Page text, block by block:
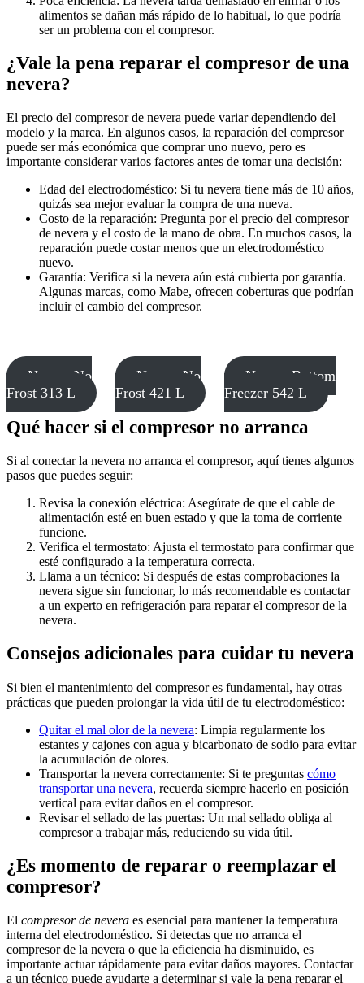
alimentos se dañan más rápido de lo habitual, lo que podría
ser un problema con el compresor.
¿Vale la pena reparar el compresor de una
nevera?
El precio del compresor de nevera puede variar dependiendo del
modelo y la marca. En algunos casos, la reparación del compresor
puede ser más económica que comprar uno nuevo, pero es
importante considerar varios factores antes de tomar una decisión:
Edad del electrodoméstico: Si tu nevera tiene más de 10 años,
quizás sea mejor evaluar la compra de una nueva.
Costo de la reparación: Pregunta por el precio del compresor
de nevera y el costo de la mano de obra. En muchos casos, la
reparación puede costar menos que un electrodoméstico
nuevo.
Garantía: Verifica si la nevera aún está cubierta por garantía.
Algunas marcas, como Mabe, ofrecen coberturas que podrían
incluir el cambio del compresor.
Nevera No
Frost 313 L
Nevera No
Frost 421 L
Nevera Bottom
Freezer 542 L
Qué hacer si el compresor no arranca
Si al conectar la nevera no arranca el compresor, aquí tienes algunos
pasos que puedes seguir:
Revisa la conexión eléctrica: Asegúrate de que el cable de
alimentación esté en buen estado y que la toma de corriente
funcione.
Verifica el termostato: Ajusta el termostato para confirmar que
esté configurado a la temperatura correcta.
Llama a un técnico: Si después de estas comprobaciones la
nevera sigue sin funcionar, lo más recomendable es contactar
a un experto en refrigeración para reparar el compresor de la
nevera.
Consejos adicionales para cuidar tu nevera
Si bien el mantenimiento del compresor es fundamental, hay otras
prácticas que pueden prolongar la vida útil de tu electrodoméstico:
Quitar el mal olor de la nevera: Limpia regularmente los
estantes y cajones con agua y bicarbonato de sodio para evitar
la acumulación de olores.
Transportar la nevera correctamente: Si te preguntas cómo
transportar una nevera, recuerda siempre hacerlo en posición
vertical para evitar daños en el compresor.
Revisar el sellado de las puertas: Un mal sellado obliga al
compresor a trabajar más, reduciendo su vida útil.
¿Es momento de reparar o reemplazar el
compresor?
El compresor de nevera es esencial para mantener la temperatura
interna del electrodoméstico. Si detectas que no arranca el
compresor de la nevera o que la eficiencia ha disminuido, es
importante actuar rápidamente para evitar daños mayores. Contactar
a un técnico puede ayudarte a determinar si vale la pena reparar el